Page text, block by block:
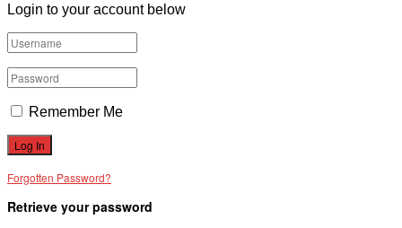
Login to your account below
Remember Me
Forgotten Password?
Retrieve your password